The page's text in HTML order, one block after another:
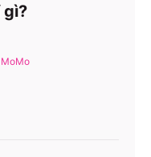
gì?